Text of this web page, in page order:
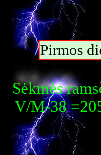
Pirmos
Sėkmės
V/M-38